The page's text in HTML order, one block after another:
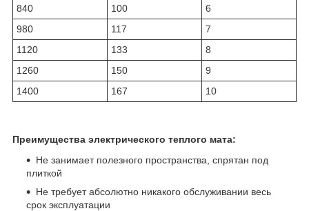
840 100
6
980
117
7
1120
133
8
1260
150
9
1400
167 10
Преимущества электрического теплого мата:
Не занимает полезного пространства, спрятан под
плиткой
Не требует абсолютно никакого обслуживании весь
срок эксплуатации